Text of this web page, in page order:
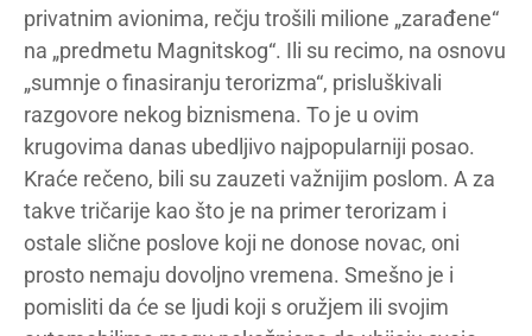
privatnim avionima, rečju trošili milione „zarađene“
na „predmetu Magnitskog“. Ili su recimo, na osnovu
„sumnje o finasiranju terorizma“, prisluškivali
razgovore nekog biznismena. To je u ovim
krugovima danas ubedljivo najpopularniji posao.
Kraće rečeno, bili su zauzeti važnijim poslom. A za
takve tričarije kao što je na primer terorizam i
ostale slične poslove koji ne donose novac, oni
prosto nemaju dovoljno vremena. Smešno je i
pomisliti da će se ljudi koji s oružjem ili svojim